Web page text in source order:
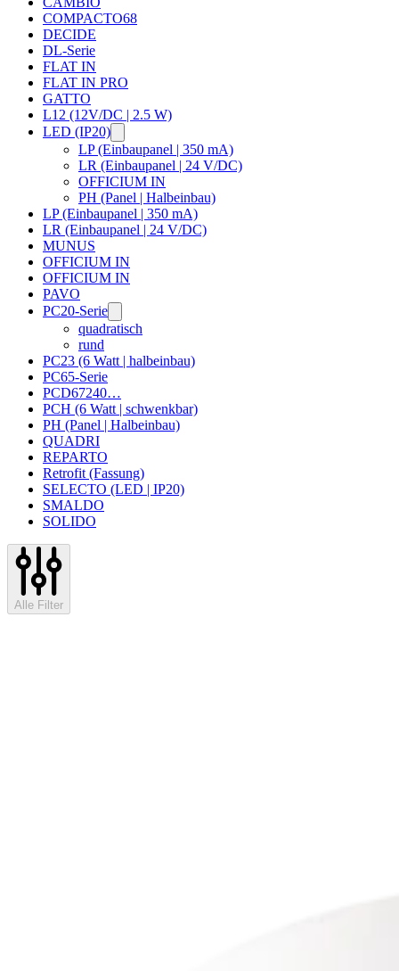
COMPACTO68
DECIDE
DL-Serie
FLAT IN
FLAT IN PRO
GATTO
L12 (12V/DC | 2.5 W)
LED (IP20)
LP (Einbaupanel | 350 mA)
LR (Einbaupanel | 24 V/DC)
OFFICIUM IN
PH (Panel | Halbeinbau)
LP (Einbaupanel | 350 mA)
LR (Einbaupanel | 24 V/DC)
MUNUS
OFFICIUM IN
OFFICIUM IN
PAVO
PC20-Serie
quadratisch
rund
PC23 (6 Watt | halbeinbau)
PC65-Serie
PCD67240…
PCH (6 Watt | schwenkbar)
PH (Panel | Halbeinbau)
QUADRI
REPARTO
Retrofit (Fassung)
SELECTO (LED | IP20)
SMALDO
SOLIDO
Alle Filter